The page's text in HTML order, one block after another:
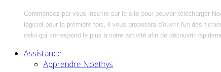
Commencez par vous inscrire sur le site pour pouvoir télécharger
logiciel pour la première fois, il vous proposera d'ouvrir l'un des
celui qui correspond le plus à votre activité afin de découvrir
Assistance
Apprendre Noethys